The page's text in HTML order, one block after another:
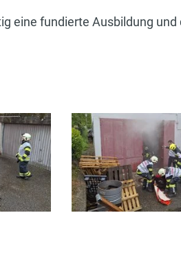
eine fundierte Ausbildung